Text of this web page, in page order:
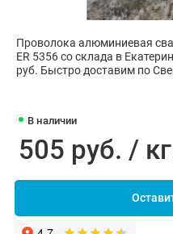
В наличии
505 руб. /
Проволока алюминиевая
ER 5356 со склада в
руб. Быстро доставим по